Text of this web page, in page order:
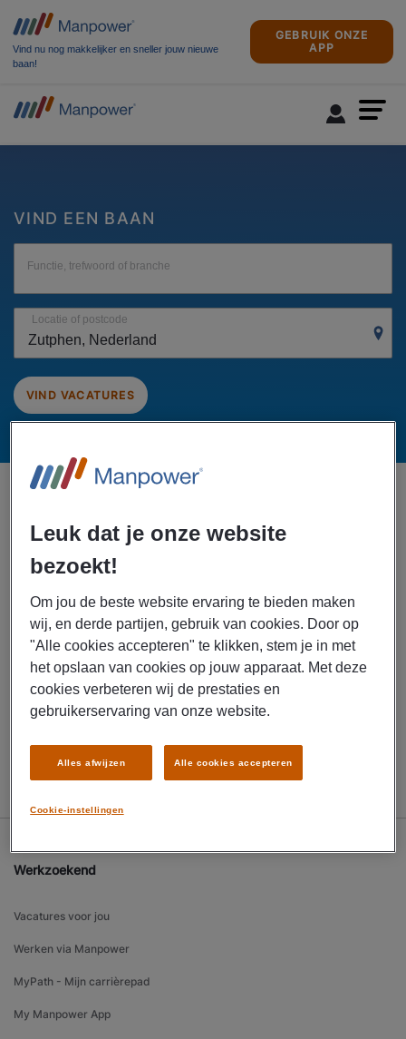
Vind nu nog makkelijker en sneller jouw nieuwe
baan!
GEBRUIK ONZE
APP
VIND EEN BAAN
Functie, trefwoord of branche
Locatie of postcode
VIND VACATURES
Nederlandgetoond gesorteerd op
Datum
Specialisatie: Industrieel
Filter resultaten
CREËER ALERT VOOR TOEKOMSTIGE VACATURES
Werkzoekend
Vacatures voor jou
Werken via Manpower
MyPath - Mijn carrièrepad
My Manpower App
Leuk dat je onze website
bezoekt!
Om jou de beste website ervaring te bieden maken
wij, en derde partijen, gebruik van cookies. Door op
"Alle cookies accepteren" te klikken, stem je in met
het opslaan van cookies op jouw apparaat. Met deze
cookies verbeteren wij de prestaties en
gebruikerservaring van onze website.
Cookie-instellingen
Alles afwijzen Alle cookies accepteren